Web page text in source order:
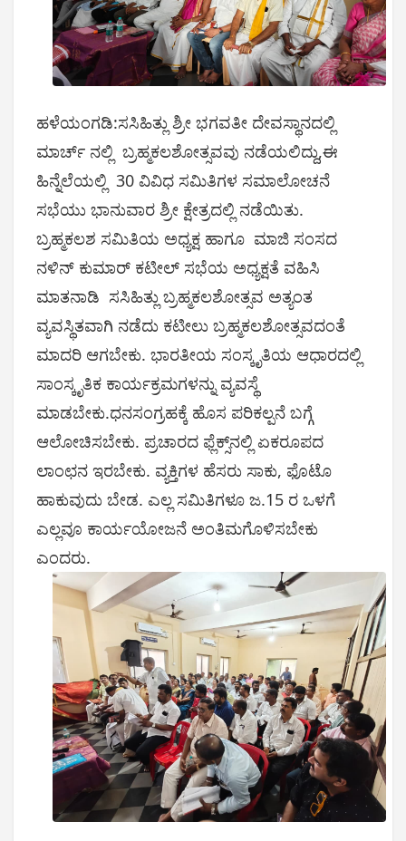
ಹಳೆಯಂಗಡಿ:ಸಸಿಹಿತ್ಲು ಶ್ರೀ ಭಗವತೀ ದೇವಸ್ಥಾನದಲ್ಲಿ
ಮಾರ್ಚ್ ನಲ್ಲಿ ಬ್ರಹ್ಮಕಲಶೋತ್ಸವವು ನಡೆಯಲಿದ್ದು,ಈ
ಹಿನ್ನೆಲೆಯಲ್ಲಿ 30 ವಿವಿಧ ಸಮಿತಿಗಳ ಸಮಾಲೋಚನೆ
ಸಭೆಯು ಭಾನುವಾರ ಶ್ರೀ ಕ್ಷೇತ್ರದಲ್ಲಿ ನಡೆಯಿತು.
ಬ್ರಹ್ಮಕಲಶ ಸಮಿತಿಯ ಅಧ್ಯಕ್ಷ ಹಾಗೂ ಮಾಜಿ ಸಂಸದ
ನಳಿನ್ ಕುಮಾರ್ ಕಟೀಲ್ ಸಭೆಯ ಅಧ್ಯಕ್ಷತೆ ವಹಿಸಿ
ಮಾತನಾಡಿ ಸಸಿಹಿತ್ಲು ಬ್ರಹ್ಮಕಲಶೋತ್ಸವ ಅತ್ಯಂತ
ವ್ಯವಸ್ಥಿತವಾಗಿ ನಡೆದು ಕಟೀಲು ಬ್ರಹ್ಮಕಲಶೋತ್ಸವದಂತೆ
ಮಾದರಿ ಆಗಬೇಕು. ಭಾರತೀಯ ಸಂಸ್ಕೃತಿಯ ಆಧಾರದಲ್ಲಿ
ಸಾಂಸ್ಕೃತಿಕ ಕಾರ್ಯಕ್ರಮಗಳನ್ನು ವ್ಯವಸ್ಥೆ
ಮಾಡಬೇಕು.ಧನಸಂಗ್ರಹಕ್ಕೆ ಹೊಸ ಪರಿಕಲ್ಪನೆ ಬಗ್ಗೆ
ಆಲೋಚಿಸಬೇಕು. ಪ್ರಚಾರದ ಫ್ಲೆಕ್ಸ್‌ನಲ್ಲಿ ಏಕರೂಪದ
ಲಾಂಛನ ಇರಬೇಕು. ವ್ಯಕ್ತಿಗಳ ಹೆಸರು ಸಾಕು, ಫೊಟೊ
ಹಾಕುವುದು ಬೇಡ. ಎಲ್ಲ ಸಮಿತಿಗಳೂ ಜ.15 ರ ಒಳಗೆ
ಎಲ್ಲವೂ ಕಾರ್ಯಯೋಜನೆ ಅಂತಿಮಗೊಳಿಸಬೇಕು
ಎಂದರು.